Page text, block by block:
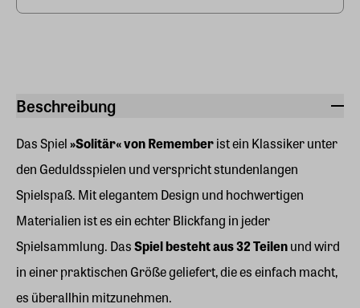
Beschreibung
Das Spiel»Solitär« von Rememberist ein Klassiker unter
den Geduldsspielen und verspricht stundenlangen
Spielspaß. Mit elegantem Design und hochwertigen
Materialien ist es ein echter Blickfang in jeder
Spielsammlung. DasSpiel besteht aus 32 Teilenund wird
in einer praktischen Größe geliefert, die es einfach macht,
es überallhin mitzunehmen.